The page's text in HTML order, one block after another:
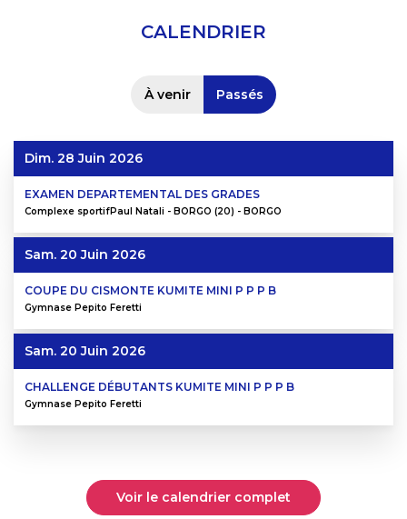
CALENDRIER
À venir Passés
Dim. 28 Juin 2026
EXAMEN DEPARTEMENTAL DES GRADES
Complexe sportifPaul Natali - BORGO (20) - BORGO
Sam. 20 Juin 2026
COUPE DU CISMONTE KUMITE MINI P P P B
Gymnase Pepito Feretti
Sam. 20 Juin 2026
CHALLENGE DÉBUTANTS KUMITE MINI P P P B
Gymnase Pepito Feretti
Voir le calendrier complet